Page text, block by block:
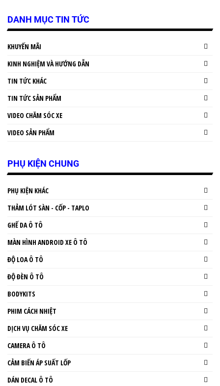
DANH MỤC TIN TỨC
KHUYẾN MÃI
KINH NGHIỆM VÀ HƯỚNG DẪN
TIN TỨC KHÁC
TIN TỨC SẢN PHẨM
VIDEO CHĂM SÓC XE
VIDEO SẢN PHẨM
PHỤ KIỆN CHUNG
PHỤ KIỆN KHÁC
THẢM LÓT SÀN - CỐP - TAPLO
GHẾ DA Ô TÔ
MÀN HÌNH ANDROID XE Ô TÔ
ĐỘ LOA Ô TÔ
ĐỘ ĐÈN Ô TÔ
BODYKITS
PHIM CÁCH NHIỆT
DỊCH VỤ CHĂM SÓC XE
CAMERA Ô TÔ
CẢM BIẾN ÁP SUẤT LỐP
DÁN DECAL Ô TÔ